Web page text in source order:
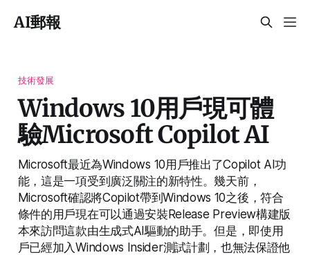
AI郵報
技術發展
Windows 10用戶現可體
驗Microsoft Copilot AI
Microsoft最近為Windows 10用戶推出了Copilot AI功
能，這是一項受到廣泛關注的新特性。幾天前，
Microsoft確認將Copilot帶到Windows 10之後，符合
條件的用戶現在可以通過安裝Release Preview構建版
本來訪問這款由生成式AI驅動的助手。但是，即使用
戶已經加入Windows Insider測試計劃，也無法保證他